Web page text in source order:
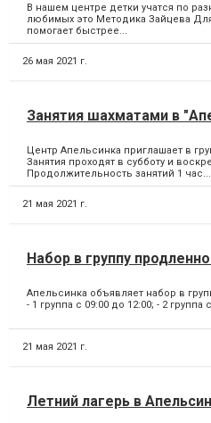
В нашем центре детки учатся по
любимых это Методика Зайцева
помогает быстрее...
26 мая 2021 г.
Занятия шахматами в
Центр Апельсинка приглашает в
Занятия проходят в субботу и
Продолжительность занятий 1
21 мая 2021 г.
Набор в группу
Апельсинка объявляет набор в
- 1 группа с 09:00 до 12:00; - 2 группа
21 мая 2021 г.
Летний лагерь в